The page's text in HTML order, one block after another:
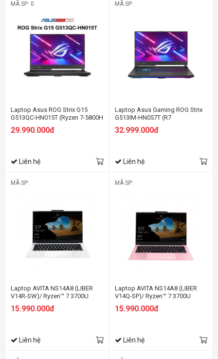
MÃ SP: 0
Laptop Asus ROG Strix G15
G513QC-HN015T (Ryzen 7-5800H
15.6 inch FHD | Win 10 | Xám)
29.990.000đ
Liên hệ
MÃ SP:
Laptop Asus Gaming ROG Strix
G513IM-HN057T (R7
SSD/15.6 FHD 144hz/RTX3060
32.999.000đ
Liên hệ
MÃ SP:
Laptop AVITA NS14A8 (LIBER
V14R-SW)/ Ryzen™ 7 3700U
15.990.000đ
Liên hệ
MÃ SP:
Laptop AVITA NS14A8 (LIBER
V14Q-SP)/ Ryzen™ 7 3700U
15.990.000đ
Liên hệ